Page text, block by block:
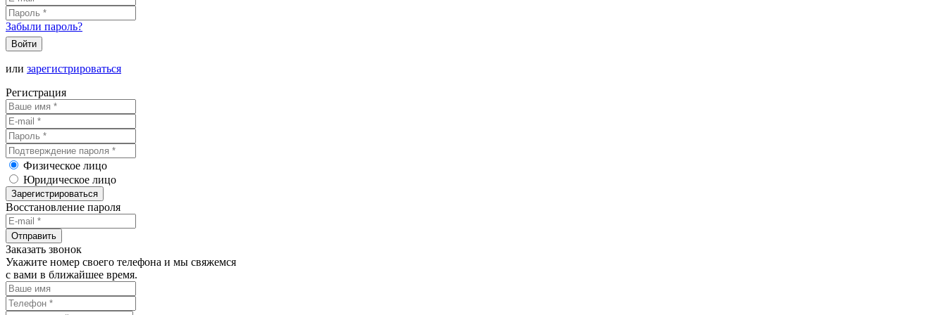
Забыли пароль?
Войти
или зарегистрироваться
Регистрация
Физическое лицо
Юридическое лицо
Зарегистрироваться
Восстановление пароля
Отправить
Заказать звонок
Укажите номер своего телефона и мы свяжемся
с вами в ближайшее время.